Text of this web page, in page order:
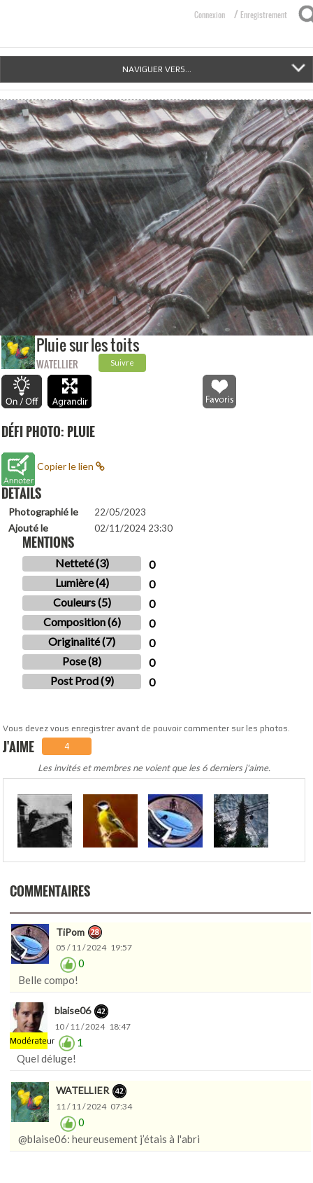
Connexion / Enregistrement
NAVIGUER VERS...
Pluie sur les toits
WATELLIER Suivre
DÉFI PHOTO: PLUIE
Copier le lien
DETAILS
Photographié le 22/05/2023
Ajouté le 02/11/2024 23:30
MENTIONS
Netteté (3)
0
Lumière (4)
0
Couleurs (5)
0
Composition (6)
0
Originalité (7)
0
Pose (8)
0
Post Prod (9)
0
Vous devez vous enregistrer avant de pouvoir commenter sur les photos.
J'AIME 4
Les invités et membres ne voient que les 6 derniers j'aime.
.
COMMENTAIRES
TiPom
05 / 11 / 2024 19:57
0
Belle compo!
Modérateur
blaise06
10 / 11 / 2024 18:47
1
Quel déluge!
WATELLIER
11 / 11 / 2024 07:34
0
@blaise06: heureusement j’étais à l'abri